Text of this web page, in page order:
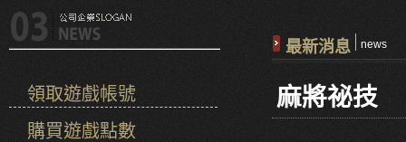
領取遊戲帳號
購買遊戲點數
最新消息 news
麻將祕技